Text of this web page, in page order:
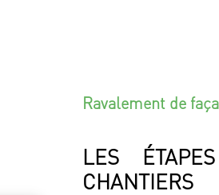
Ravalement de
LES
CHANTIERS